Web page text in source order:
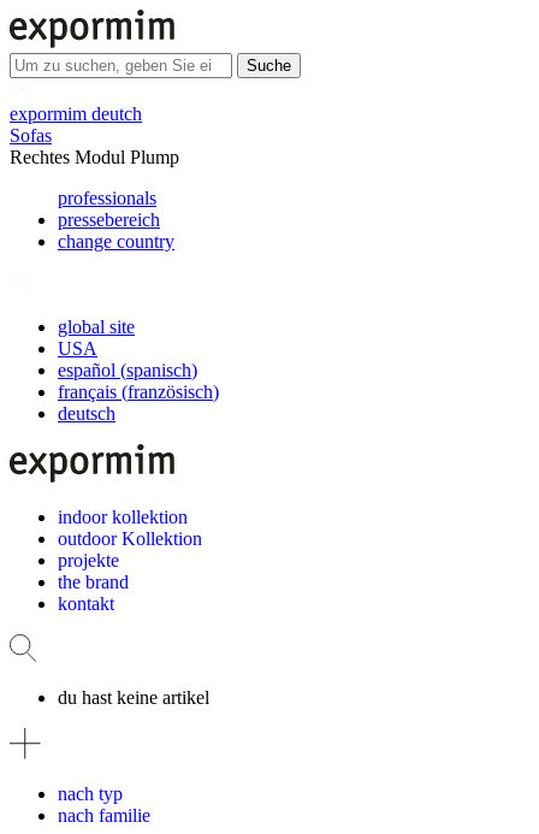
Suche
expormim deutch
Sofas
Rechtes Modul Plump
professionals
pressebereich
change country
global site
USA
español (spanisch)
français (französisch)
deutsch
indoor kollektion
outdoor Kollektion
projekte
the brand
kontakt
du hast keine artikel
nach typ
nach familie